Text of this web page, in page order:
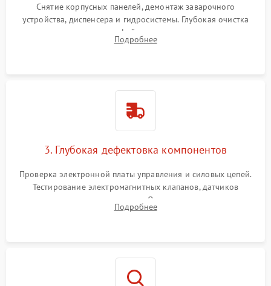
Снятие корпусных панелей, демонтаж заварочного
устройства, диспенсера и гидросистемы. Глубокая очистка
внутренних узлов от кофейных масел, жмыха и накипи.
Промывка дренажных каналов и фильтров с использованием
Подробнее
3. Глубокая дефектовка компонентов
Проверка электронной платы управления и силовых цепей.
Тестирование электромагнитных клапанов, датчиков
температуры и расходомера. Оценка степени износа
жерновов кофемолки, уплотнительных колец гидросистемы
Подробнее